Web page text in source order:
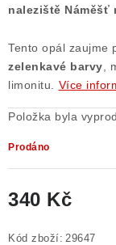
Ochrana
Formulář pro
Formulář pro
Poučení o právu
naleziště Náměšť
Tento opál zaujme
zelenkavé barvy ,
limonitu.
Více
Položka byla
Prodáno
340 Kč
Kód zboží: 29647